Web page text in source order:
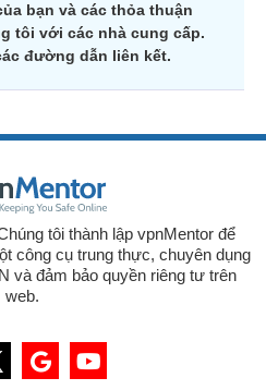
bạn và các thỏa thuận
tôi với các nhà cung cấp.
đường dẫn liên kết.
tôi thành lập vpnMentor để
công cụ trung thực, chuyên dụng
và đảm bảo quyền riêng tư trên
web.